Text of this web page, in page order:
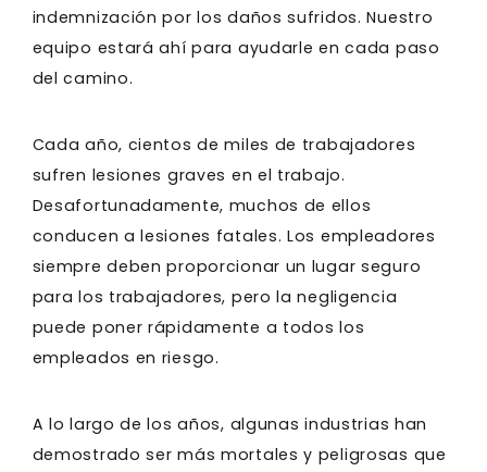
indemnización por los daños sufridos. Nuestro
equipo estará ahí para ayudarle en cada paso
del camino.
Cada año, cientos de miles de trabajadores
sufren lesiones graves en el trabajo.
Desafortunadamente, muchos de ellos
conducen a lesiones fatales. Los empleadores
siempre deben proporcionar un lugar seguro
para los trabajadores, pero la negligencia
puede poner rápidamente a todos los
empleados en riesgo.
A lo largo de los años, algunas industrias han
demostrado ser más mortales y peligrosas que